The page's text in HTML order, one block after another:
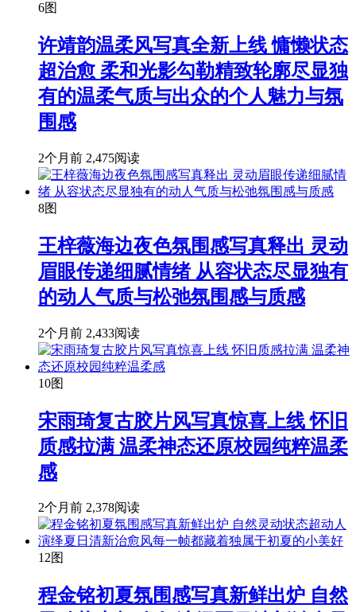
6图
许靖韵温柔风写真全新上线 慵懒状态
超治愈 柔和光影勾勒精致轮廓尽显独
有的温柔气质与出众的个人魅力与氛
围感
2个月前 2,475阅读
8图
王梓薇海边夜色氛围感写真释出 灵动
眉眼传递细腻情绪 从容状态尽显独有
的动人气质与松弛氛围感与质感
2个月前 2,433阅读
10图
宋雨琦复古胶片风写真惊喜上线 怀旧
质感拉满 温柔神态还原校园纯粹温柔
感
2个月前 2,378阅读
12图
程金铭初夏氛围感写真新鲜出炉 自然